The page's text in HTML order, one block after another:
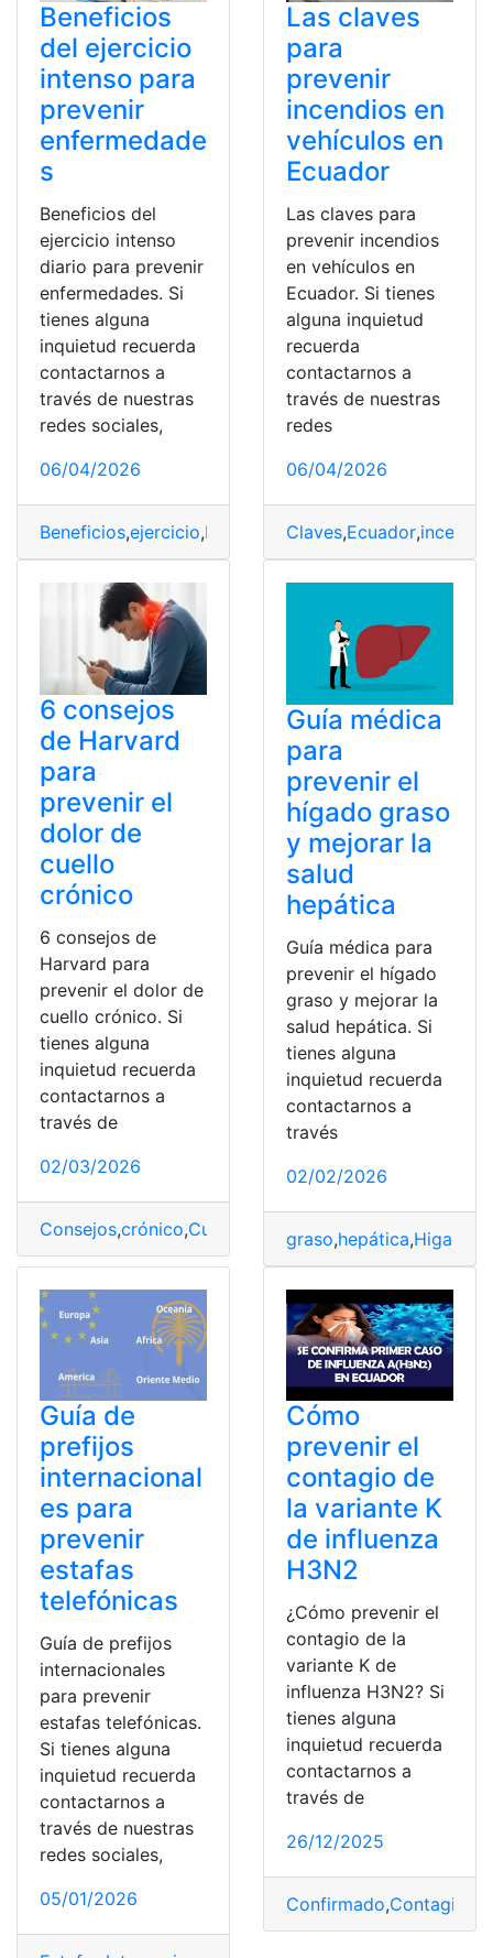
Beneficios
del ejercicio
intenso para
prevenir
enfermedade
s
Beneficios del
ejercicio intenso
diario para prevenir
enfermedades. Si
tienes alguna
inquietud recuerda
contactarnos a
través de nuestras
redes sociales,
06/04/2026
Beneficios,ejercicio,Enfermedades,intenso,Prevenir
Las claves
para
prevenir
incendios en
vehículos en
Ecuador
Las claves para
prevenir incendios
en vehículos en
Ecuador. Si tienes
alguna inquietud
recuerda
contactarnos a
través de nuestras
redes
06/04/2026
Claves,Ecuador,
6 consejos
de Harvard
para
prevenir el
dolor de
cuello
crónico
6 consejos de
Harvard para
prevenir el dolor de
cuello crónico. Si
tienes alguna
inquietud recuerda
contactarnos a
través de
02/03/2026
Consejos,crónico,Cuello harvard Prevenir
Guía médica
para
prevenir el
hígado graso
y mejorar la
salud
hepática
Guía médica para
prevenir el hígado
graso y mejorar la
salud hepática. Si
tienes alguna
inquietud recuerda
contactarnos a
través
02/02/2026
graso,hepática,Higado
Guía de
prefijos
internacional
es para
prevenir
estafas
telefónicas
Guía de prefijos
internacionales
para prevenir
estafas telefónicas.
Si tienes alguna
inquietud recuerda
contactarnos a
través de nuestras
redes sociales,
05/01/2026
Cómo
prevenir el
contagio de
la variante K
de influenza
H3N2
¿Cómo prevenir el
contagio de la
variante K de
influenza H3N2? Si
tienes alguna
inquietud recuerda
contactarnos a
través de
26/12/2025
Confirmado,Contagio